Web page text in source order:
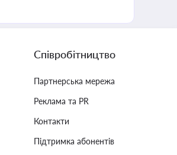
Співробітництво
Партнерська мережа
Реклама та PR
Контакти
Підтримка абонентів